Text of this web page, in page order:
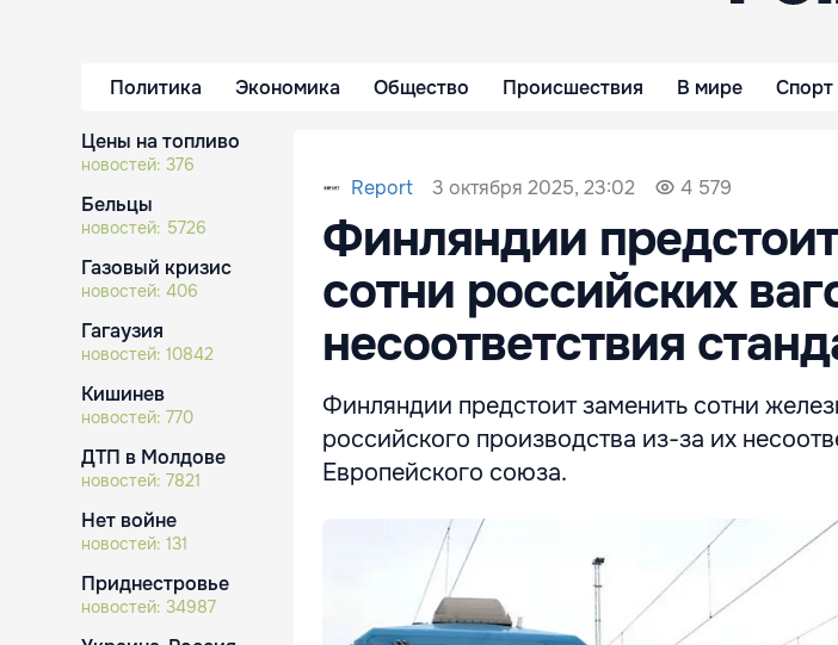
Политика Экономика Общество Происшествия В мире Спорт
Цены на топливо
новостей: 376
Бельцы
новостей: 5726
Газовый кризис
новостей: 406
Гагаузия
новостей: 10842
Кишинев
новостей: 770
ДТП в Молдове
новостей: 7821
Нет войне
новостей: 131
Приднестровье
новостей: 34987
Report 3 октября 2025, 23:02 4 579
Финляндии
сотни российских
несоответствия
Финляндии предстоит заменить сотни
российского производства из-за их
Европейского союза.